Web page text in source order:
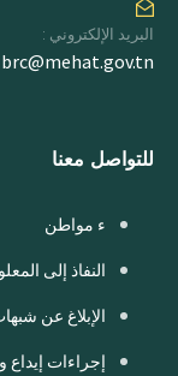
البريد الإلكتروني :
brc@mehat.gov.tn
للتواصل معنا
ء مواطن
النفاذ إلى
الإبلاغ عن
إجراءات